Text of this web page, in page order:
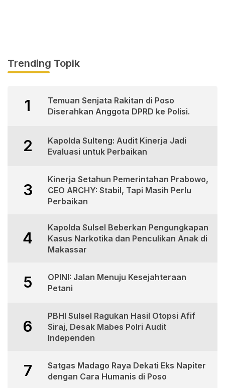
Trending Topik
1
Temuan Senjata Rakitan di Poso
Diserahkan Anggota DPRD ke Polisi.
2
Kapolda Sulteng: Audit Kinerja Jadi
Evaluasi untuk Perbaikan
3
Kinerja Setahun Pemerintahan Prabowo,
CEO ARCHY: Stabil, Tapi Masih Perlu
Perbaikan
4
Kapolda Sulsel Beberkan Pengungkapan
Kasus Narkotika dan Penculikan Anak di
Makassar
5
OPINI: Jalan Menuju Kesejahteraan
Petani
6
PBHI Sulsel Ragukan Hasil Otopsi Afif
Siraj, Desak Mabes Polri Audit
Independen
7
Satgas Madago Raya Dekati Eks Napiter
dengan Cara Humanis di Poso